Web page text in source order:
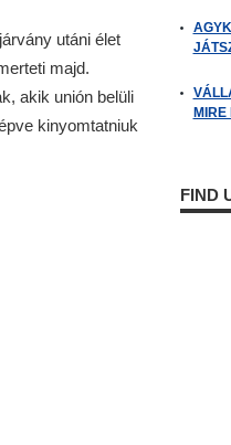
utáni élet
majd.
akik unión belüli
kinyomtatniuk
MIRE
FIND